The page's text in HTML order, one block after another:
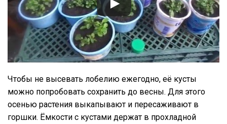
Чтобы не высевать лобелию ежегодно, её кусты
можно попробовать сохранить до весны. Для этого
осенью растения выкапывают и пересаживают в
горшки. Ёмкости с кустами держат в прохладной